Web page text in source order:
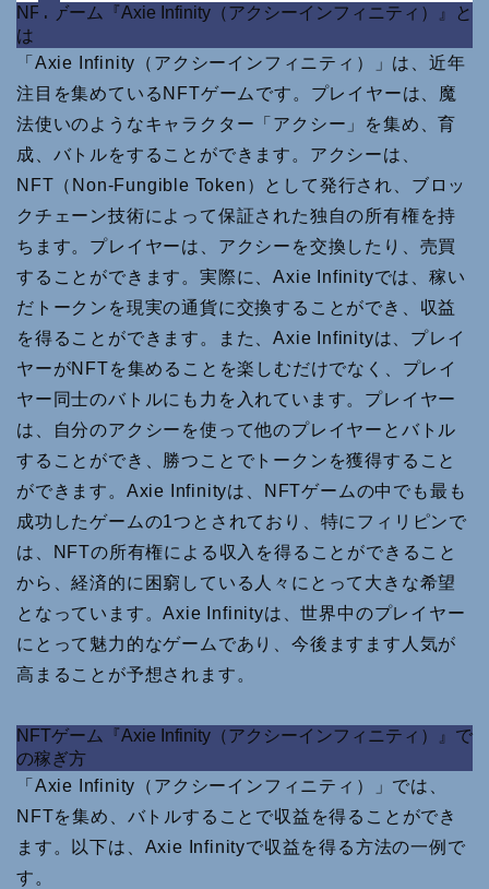
NFTゲーム『Axie Infinity（アクシーインフィニティ）』と
は
「Axie Infinity（アクシーインフィニティ）」は、近年
注目を集めているNFTゲームです。プレイヤーは、魔
法使いのようなキャラクター「アクシー」を集め、育
成、バトルをすることができます。アクシーは、
NFT（Non-Fungible Token）として発行され、ブロッ
クチェーン技術によって保証された独自の所有権を持
ちます。プレイヤーは、アクシーを交換したり、売買
することができます。実際に、Axie Infinityでは、稼い
だトークンを現実の通貨に交換することができ、収益
を得ることができます。また、Axie Infinityは、プレイ
ヤーがNFTを集めることを楽しむだけでなく、プレイ
ヤー同士のバトルにも力を入れています。プレイヤー
は、自分のアクシーを使って他のプレイヤーとバトル
することができ、勝つことでトークンを獲得すること
ができます。Axie Infinityは、NFTゲームの中でも最も
成功したゲームの1つとされており、特にフィリピンで
は、NFTの所有権による収入を得ることができること
から、経済的に困窮している人々にとって大きな希望
となっています。Axie Infinityは、世界中のプレイヤー
にとって魅力的なゲームであり、今後ますます人気が
高まることが予想されます。
NFTゲーム『Axie Infinity（アクシーインフィニティ）』で
の稼ぎ方
「Axie Infinity（アクシーインフィニティ）」では、
NFTを集め、バトルすることで収益を得ることができ
ます。以下は、Axie Infinityで収益を得る方法の一例で
す。